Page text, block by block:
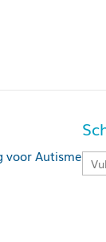
voor Autisme